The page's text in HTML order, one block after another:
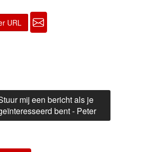
URL
mij een bericht als je
bent - Peter